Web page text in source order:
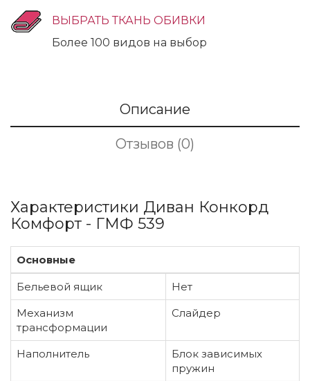
ВЫБРАТЬ ТКАНЬ ОБИВКИ
Более 100 видов на выбор
Описание
Отзывов (0)
Характеристики Диван Конкорд
Комфорт - ГМФ 539
Основные
Бельевой ящик
Нет
Механизм
трансформации
Слайдер
Наполнитель
Блок зависимых
пружин